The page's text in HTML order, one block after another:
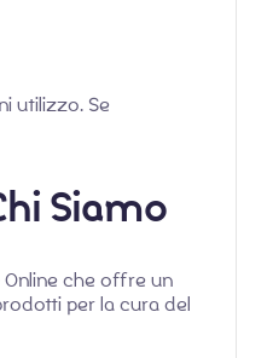
utilizzo. Se
Siamo
Online che offre un
per la cura del